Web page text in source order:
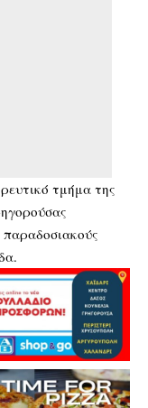
τμήμα της